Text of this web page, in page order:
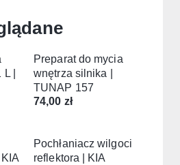
|
Preparat do mycia
wnętrza silnika |
TUNAP 157
74,00 zł
Pochłaniacz wilgoci
reflektora | KIA